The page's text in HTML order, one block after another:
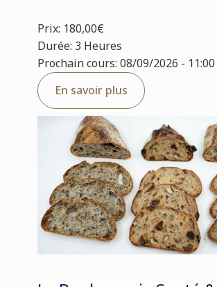
Prix: 180,00€
Durée: 3 Heures
Prochain cours: 08/09/2026 - 11:00
En savoir plus